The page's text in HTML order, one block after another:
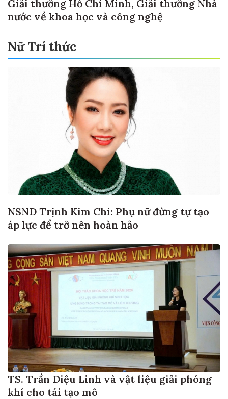
Giải thưởng Hồ Chí Minh, Giải thưởng Nhà
nước về khoa học và công nghệ
Nữ Trí thức
NSND Trịnh Kim Chi: Phụ nữ đừng tự tạo
áp lực để trở nên hoàn hảo
TS. Trần Diệu Linh và vật liệu giải phóng
khí cho tái tạo mô